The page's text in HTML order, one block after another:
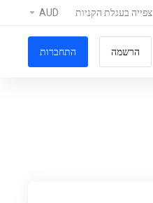
צפייה בעגלת הקניות AUD
הרשמה התחברות